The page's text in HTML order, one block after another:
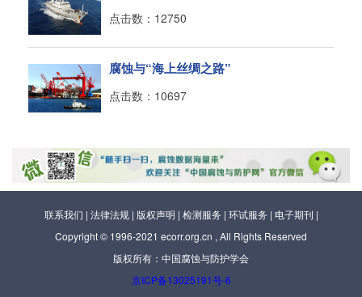
点击数：12750
腐蚀与“海上丝绸之路”
点击数：10697
联系我们 | 法律法规| 版权声明 | 检测服务 | 环试服务 | 电子期刊 |
Copyright © 1996-2021 ecorr.org.cn , All Rights Reserved
版权所有：中国腐蚀与防护学会
京ICP备13025191号-6